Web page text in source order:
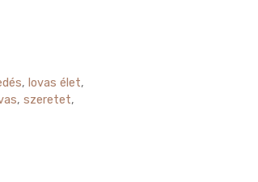
,lovas élet,
, szeretet,